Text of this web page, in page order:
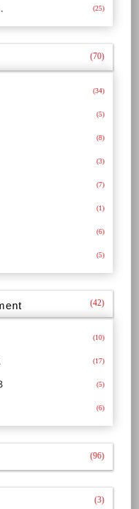
(25)
(70)
(34)
(5)
(8)
(3)
(7)
(1)
(6)
(5)
(42)
(10)
(17)
(5)
(6)
(96)
(3)